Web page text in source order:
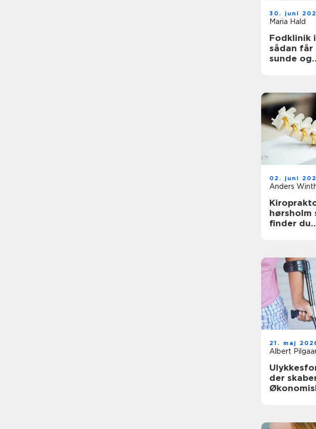
30. juni
Maria Hald
Fodklinik
sådan får
sunde og
02. juni
Anders
hørsholm sådan
finder du
21. maj
Albert
der